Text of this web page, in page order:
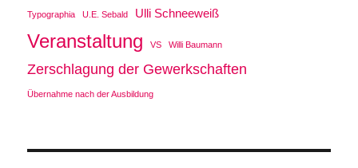
Typographia U.E. Sebald Ulli Schneeweiß
Veranstaltung VS Willi Baumann
Zerschlagung der Gewerkschaften
Übernahme nach der Ausbildung